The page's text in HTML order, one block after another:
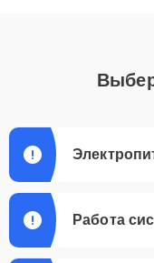
Работа